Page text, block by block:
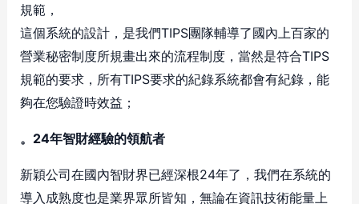
規範，
這個系統的設計，是我們TIPS團隊輔導了國內上百家的
營業秘密制度所規畫出來的流程制度，當然是符合TIPS
規範的要求，所有TIPS要求的紀錄系統都會有紀錄，能
夠在您驗證時效益；
。24年智財經驗的領航者
新穎公司在國內智財界已經深根24年了，我們在系統的
導入成熟度也是業界眾所皆知，無論在資訊技術能量上